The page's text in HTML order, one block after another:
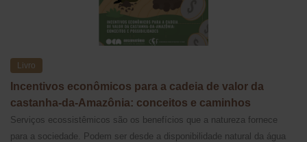
Livro
Incentivos econômicos para a cadeia de valor da
castanha-da-Amazônia: conceitos e caminhos
Serviços ecossistêmicos são os benefícios que a natureza fornece
para a sociedade. Podem ser desde a disponibilidade natural da água